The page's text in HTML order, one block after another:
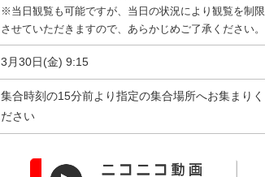
※当日観覧も可能ですが、当日の状況により観覧を制限
させていただきますので、あらかじめご了承ください。
3月30日(金) 9:15
集合時刻の15分前より指定の集合場所へお集まりく
ださい